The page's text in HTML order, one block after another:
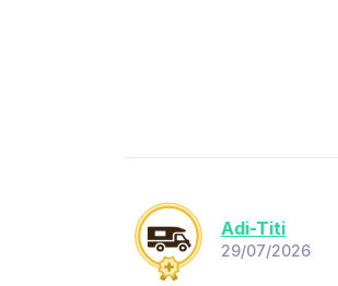
Adi-Titi
29/07/2026